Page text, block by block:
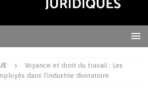
Voyance et droit du travail : Les
dans l’industrie divinatoire